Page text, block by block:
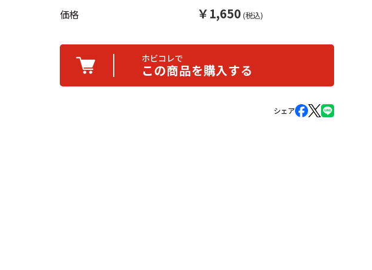
価格
￥1,650 (税込)
ホビコレで
この商品を購入する
シェア